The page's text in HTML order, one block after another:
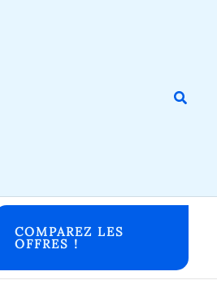
COMPAREZ LES
OFFRES !